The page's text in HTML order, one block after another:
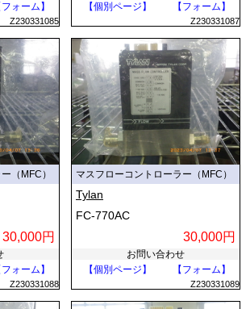
フォーム】
Z230331085
【個別ページ】
【フォーム】
Z230331087
（MFC）
30,000円
フォーム】
Z230331088
マスフローコントローラー（MFC）
Tylan
FC-770AC
30,000円
お問い合わせ
【個別ページ】
【フォーム】
Z230331089